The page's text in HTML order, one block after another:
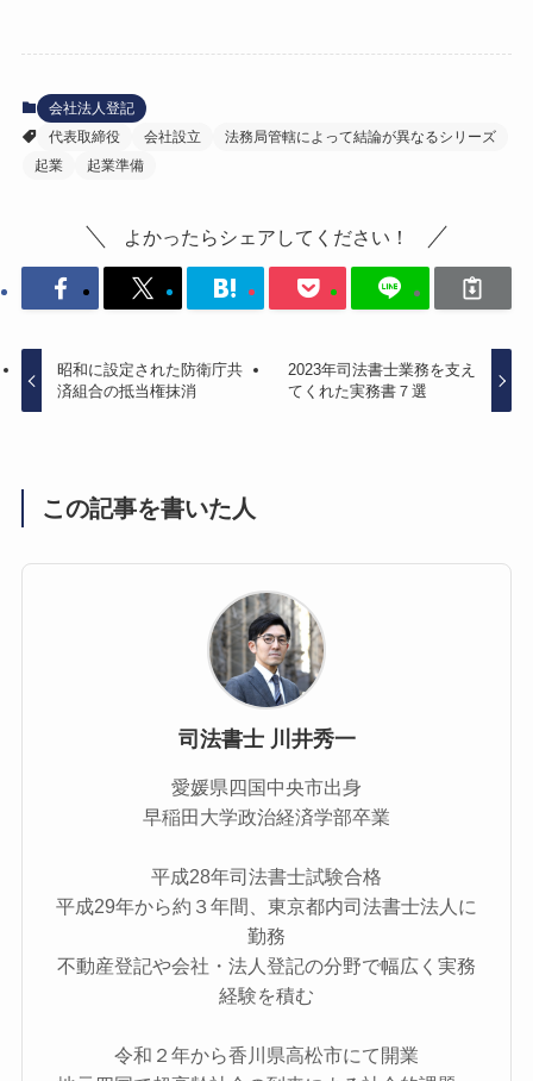
会社法人登記
代表取締役
会社設立
法務局管轄によって結論が異なるシリーズ
起業
起業準備
よかったらシェアしてください！
昭和に設定された防衛庁共
済組合の抵当権抹消
2023年司法書士業務を支え
てくれた実務書７選
この記事を書いた人
司法書士 川井秀一
愛媛県四国中央市出身
早稲田大学政治経済学部卒業
平成28年司法書士試験合格
平成29年から約３年間、東京都内司法書士法人に
勤務
不動産登記や会社・法人登記の分野で幅広く実務
経験を積む
令和２年から香川県高松市にて開業